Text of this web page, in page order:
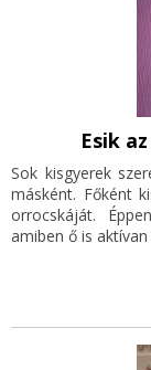
Esik
Sok kisgyerek
másként. Főként
orrocskáját.
amiben ő is